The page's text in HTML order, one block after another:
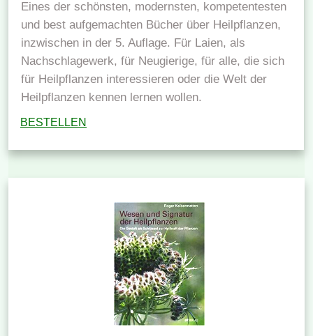
Eines der schönsten, modernsten, kompetentesten
und best aufgemachten Bücher über Heilpflanzen,
inzwischen in der 5. Auflage. Für Laien, als
Nachschlagewerk, für Neugierige, für alle, die sich
für Heilpflanzen interessieren oder die Welt der
Heilpflanzen kennen lernen wollen.
BESTELLEN